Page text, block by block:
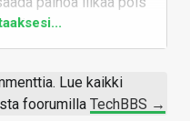
Lue kaikki
foorumilla TechBBS →